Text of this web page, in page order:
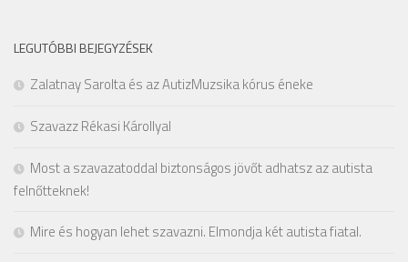
LEGUTÓBBI BEJEGYZÉSEK
Zalatnay Sarolta és az AutizMuzsika kórus éneke
Szavazz Rékasi Károllyal
Most a szavazatoddal biztonságos jövőt adhatsz az autista
felnőtteknek!
Mire és hogyan lehet szavazni. Elmondja két autista fiatal.